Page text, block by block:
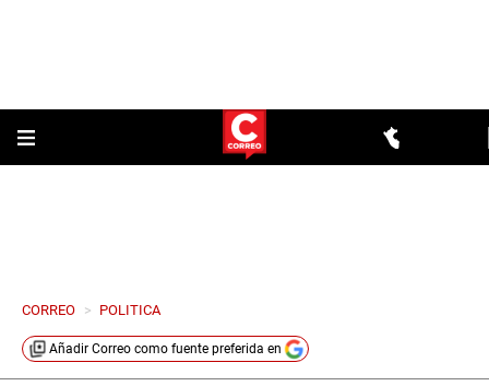
CORREO > POLITICA
Añadir Correo como fuente preferida en